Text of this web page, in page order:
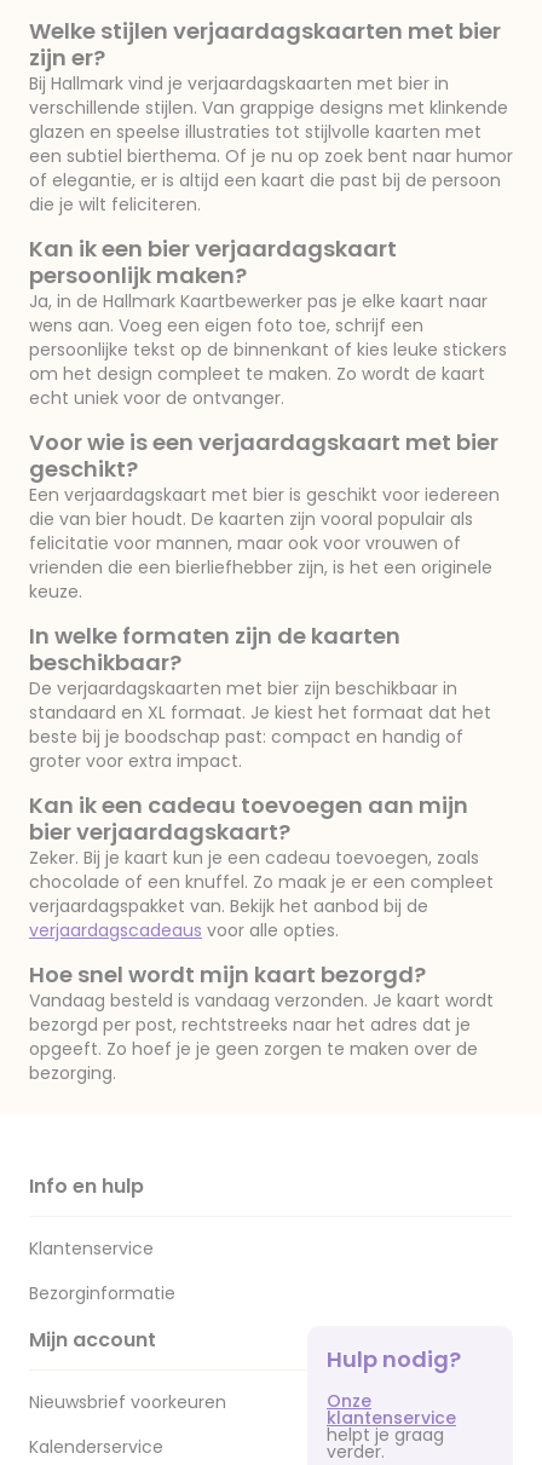
Welke stijlen verjaardagskaarten met bier
zijn er?
Bij Hallmark vind je verjaardagskaarten met bier in
verschillende stijlen. Van grappige designs met klinkende
glazen en speelse illustraties tot stijlvolle kaarten met
een subtiel bierthema. Of je nu op zoek bent naar humor
of elegantie, er is altijd een kaart die past bij de persoon
die je wilt feliciteren.
Kan ik een bier verjaardagskaart
persoonlijk maken?
Ja, in de Hallmark Kaartbewerker pas je elke kaart naar
wens aan. Voeg een eigen foto toe, schrijf een
persoonlijke tekst op de binnenkant of kies leuke stickers
om het design compleet te maken. Zo wordt de kaart
echt uniek voor de ontvanger.
Voor wie is een verjaardagskaart met bier
geschikt?
Een verjaardagskaart met bier is geschikt voor iedereen
die van bier houdt. De kaarten zijn vooral populair als
felicitatie voor mannen, maar ook voor vrouwen of
vrienden die een bierliefhebber zijn, is het een originele
keuze.
In welke formaten zijn de kaarten
beschikbaar?
De verjaardagskaarten met bier zijn beschikbaar in
standaard en XL formaat. Je kiest het formaat dat het
beste bij je boodschap past: compact en handig of
groter voor extra impact.
Kan ik een cadeau toevoegen aan mijn
bier verjaardagskaart?
Zeker. Bij je kaart kun je een cadeau toevoegen, zoals
chocolade of een knuffel. Zo maak je er een compleet
verjaardagspakket van. Bekijk het aanbod bij de
verjaardagscadeaus voor alle opties.
Hoe snel wordt mijn kaart bezorgd?
Vandaag besteld is vandaag verzonden. Je kaart wordt
bezorgd per post, rechtstreeks naar het adres dat je
opgeeft. Zo hoef je je geen zorgen te maken over de
bezorging.
Info en hulp
Klantenservice
Bezorginformatie
Mijn account
Nieuwsbrief voorkeuren
Kalenderservice
Hulp nodig?
Onze
klantenservice
helpt je graag
verder.